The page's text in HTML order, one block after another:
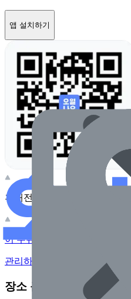
앱 설치하기
휴대전화 카메라로 찍어보세요
이 주유소의 사장님이신가요?
관리하기
장소 근처 주유소